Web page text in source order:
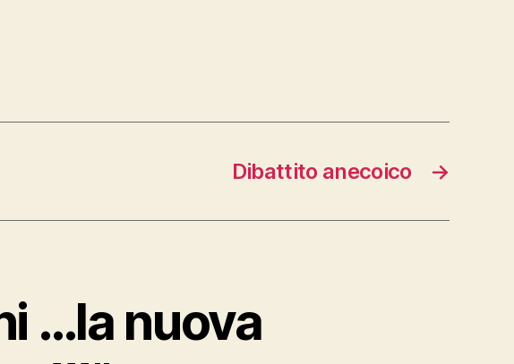
→
Dibattito anecoico
…la nuova